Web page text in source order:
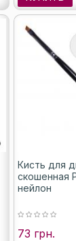
Кисть для
скошенная
нейлон
73 грн.